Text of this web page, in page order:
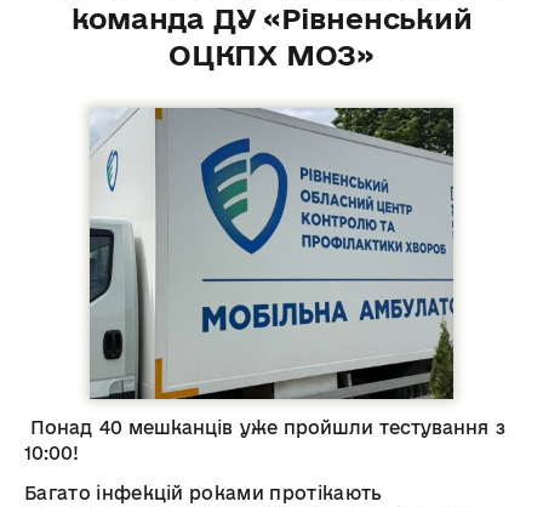
команда ДУ «Рівненський
ОЦКПХ МОЗ»
Понад 40 мешканців уже пройшли тестування з
10:00!
Багато інфекцій роками протікають